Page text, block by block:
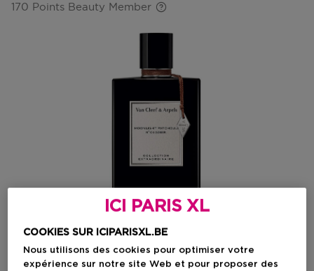
170 Points Beauty Member
ICI PARIS XL
COOKIES SUR ICIPARISXL.BE
Nous utilisons des cookies pour optimiser votre
expérience sur notre site Web et pour proposer des